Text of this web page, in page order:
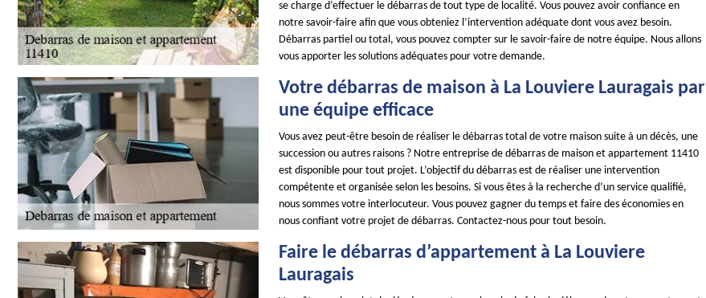
se charge d’effectuer le débarras de tout type de localité. Vous pouvez avoir confiance en
notre savoir-faire afin que vous obteniez l’intervention adéquate dont vous avez besoin.
Débarras partiel ou total, vous pouvez compter sur le savoir-faire de notre équipe. Nous allons
vous apporter les solutions adéquates pour votre demande.
Votre débarras de maison à La Louviere Lauragais par
une équipe efficace
Vous avez peut-être besoin de réaliser le débarras total de votre maison suite à un décès, une
succession ou autres raisons ? Notre entreprise de débarras de maison et appartement 11410
est disponible pour tout projet. L’objectif du débarras est de réaliser une intervention
compétente et organisée selon les besoins. Si vous êtes à la recherche d’un service qualifié,
nous sommes votre interlocuteur. Vous pouvez gagner du temps et faire des économies en
nous confiant votre projet de débarras. Contactez-nous pour tout besoin.
Faire le débarras d’appartement à La Louviere
Lauragais